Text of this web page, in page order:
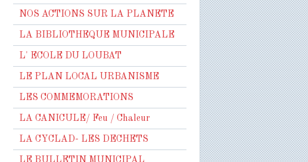
NOS ACTIONS SUR LA PLANETE
LA BIBLIOTHEQUE MUNICIPALE
L' ECOLE DU LOUBAT
LE PLAN LOCAL URBANISME
LES COMMEMORATIONS
LA CANICULE/ Feu / Chaleur
LA CYCLAD- LES DECHETS